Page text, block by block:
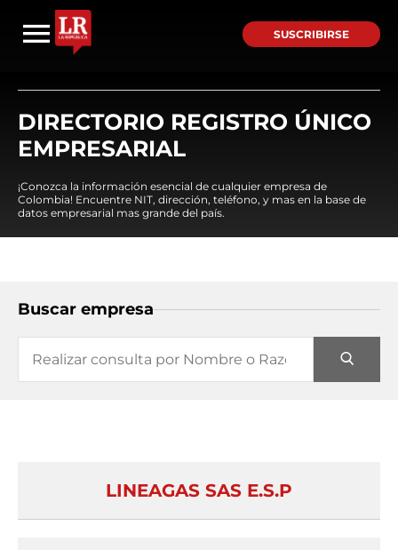
SUSCRIBIRSE
DIRECTORIO REGISTRO ÚNICO
EMPRESARIAL
¡Conozca la información esencial de cualquier empresa de
Colombia! Encuentre NIT, dirección, teléfono, y mas en la base de
datos empresarial mas grande del país.
Buscar empresa
LINEAGAS SAS E.S.P